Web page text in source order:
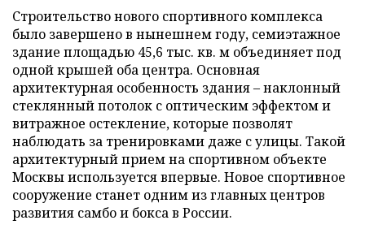
Строительство нового спортивного комплекса
было завершено в нынешнем году, семиэтажное
здание площадью 45,6 тыс. кв. м объединяет под
одной крышей оба центра. Основная
архитектурная особенность здания – наклонный
стеклянный потолок с оптическим эффектом и
витражное остекление, которые позволят
наблюдать за тренировками даже с улицы. Такой
архитектурный прием на спортивном объекте
Москвы используется впервые. Новое спортивное
сооружение станет одним из главных центров
развития самбо и бокса в России.